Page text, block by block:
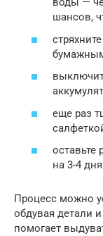
шансов,
еще раз
оставьте
на 3-4
Процесс можно
обдувая детали
помогает